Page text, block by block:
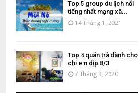
Top 5 group du lịch nổi
tiếng nhất mạng xã...
14 Tháng 1, 2021
Top 4 quán trà dành cho
chị em dịp 8/3
7 Tháng 3, 2020